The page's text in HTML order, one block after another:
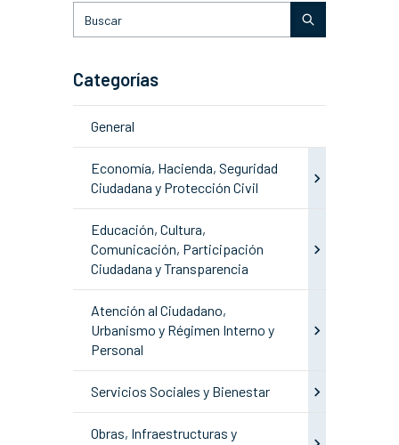
Categorías
General
Economía, Hacienda, Seguridad
Ciudadana y Protección Civil
Educación, Cultura,
Comunicación, Participación
Ciudadana y Transparencia
Atención al Ciudadano,
Urbanismo y Régimen Interno y
Personal
Servicios Sociales y Bienestar
Obras, Infraestructuras y